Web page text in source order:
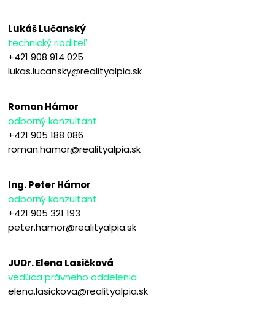
Lukáš Lučanský
technický riaditeľ
+421 908 914 025
lukas.lucansky@realityalpia.sk
Roman Hámor
odborný konzultant
+421 905 188 086
roman.hamor@realityalpia.sk
Ing. Peter Hámor
odborný konzultant
+421 905 321 193
peter.hamor@realityalpia.sk
JUDr. Elena Lasičková
vedúca právneho oddelenia
elena.lasickova@realityalpia.sk